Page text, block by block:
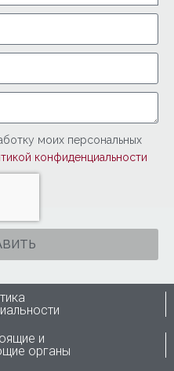
моих персональных
конфиденциальности
и
органы